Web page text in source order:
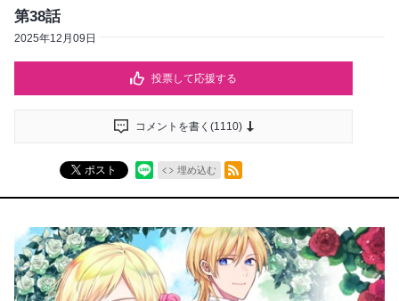
第38話
2025年12月09日
投票して応援する
コメントを書く(1110)
ポスト 埋め込む
RSSフィード